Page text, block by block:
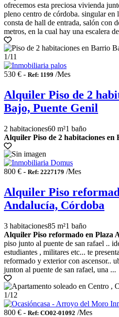
ofrecemos esta preciosa vivienda
pleno centro de córdoba. singular en
consta de hall de entrada, salón con
metros, en la cual hay una escalera
1/11
530 € - Ref: 1199 /Mes
Alquiler Piso de 2
Bajo, Puente Genil
2 habitaciones60 m²1 baño
Alquiler Piso de 2 habitaciones
800 € - Ref: 2227179 /Mes
Alquiler Piso
Andalucía, Córdoba
3 habitaciones85 m²1 baño
Alquiler Piso reformado en Plaza
piso junto al puente de san rafael ..
estudiantes , militares etc... te
reformado y exterior con ascensor..
junton al puente de san rafael, una ...
1/12
800 € - Ref: CO02-01092 /Mes